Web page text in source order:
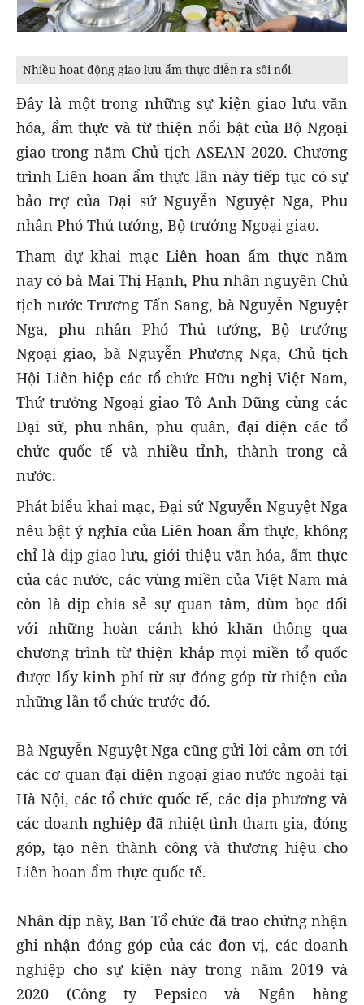
Nhiều hoạt động giao lưu ẩm thực diễn ra sôi nổi
Đây là một trong những sự kiện giao lưu văn
hóa, ẩm thực và từ thiện nổi bật của Bộ Ngoại
giao trong năm Chủ tịch ASEAN 2020. Chương
trình Liên hoan ẩm thực lần này tiếp tục có sự
bảo trợ của Đại sứ Nguyễn Nguyệt Nga, Phu
nhân Phó Thủ tướng, Bộ trưởng Ngoại giao.
Tham dự khai mạc Liên hoan ẩm thực năm
nay có bà Mai Thị Hạnh, Phu nhân nguyên Chủ
tịch nước Trương Tấn Sang, bà Nguyễn Nguyệt
Nga, phu nhân Phó Thủ tướng, Bộ trưởng
Ngoại giao, bà Nguyễn Phương Nga, Chủ tịch
Hội Liên hiệp các tổ chức Hữu nghị Việt Nam,
Thứ trưởng Ngoại giao Tô Anh Dũng cùng các
Đại sứ, phu nhân, phu quân, đại diện các tổ
chức quốc tế và nhiều tỉnh, thành trong cả
nước.
Phát biểu khai mạc, Đại sứ Nguyễn Nguyệt Nga
nêu bật ý nghĩa của Liên hoan ẩm thực, không
chỉ là dịp giao lưu, giới thiệu văn hóa, ẩm thực
của các nước, các vùng miền của Việt Nam mà
còn là dịp chia sẻ sự quan tâm, đùm bọc đối
với những hoàn cảnh khó khăn thông qua
chương trình từ thiện khắp mọi miền tổ quốc
được lấy kinh phí từ sự đóng góp từ thiện của
những lần tổ chức trước đó.
Bà Nguyễn Nguyệt Nga cũng gửi lời cảm ơn tới
các cơ quan đại diện ngoại giao nước ngoài tại
Hà Nội, các tổ chức quốc tế, các địa phương và
các doanh nghiệp đã nhiệt tình tham gia, đóng
góp, tạo nên thành công và thương hiệu cho
Liên hoan ẩm thực quốc tế.
Nhân dịp này, Ban Tổ chức đã trao chứng nhận
ghi nhận đóng góp của các đơn vị, các doanh
nghiệp cho sự kiện này trong năm 2019 và
2020 (Công ty Pepsico và Ngân hàng